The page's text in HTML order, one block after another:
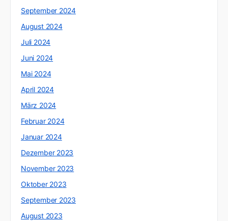
September 2024
August 2024
Juli 2024
Juni 2024
Mai 2024
April 2024
März 2024
Februar 2024
Januar 2024
Dezember 2023
November 2023
Oktober 2023
September 2023
August 2023